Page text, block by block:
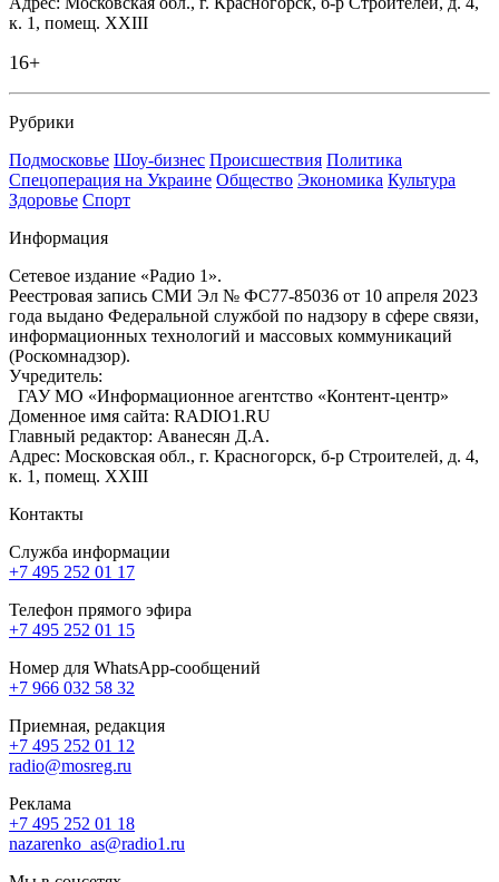
к. 1, помещ. XXIII
16+
Рубрики
Подмосковье Шоу-бизнес Происшествия Политика
Спецоперация на Украине Общество Экономика Культура
Здоровье Спорт
Информация
Сетевое издание «Радио 1».
Реестровая запись СМИ Эл № ФС77-85036 от 10 апреля 2023
года выдано Федеральной службой по надзору в сфере связи,
информационных технологий и массовых коммуникаций
(Роскомнадзор).
Учредитель:
ГАУ МО «Информационное агентство «Контент-центр»
Доменное имя сайта: RADIO1.RU
Главный редактор: Аванесян Д.А.
Адрес: Московская обл., г. Красногорск, б-р Строителей, д. 4,
к. 1, помещ. XXIII
Контакты
Служба информации
+7 495 252 01 17
Телефон прямого эфира
+7 495 252 01 15
Номер для WhatsApp-сообщений
+7 966 032 58 32
Приемная, редакция
+7 495 252 01 12
radio@mosreg.ru
Реклама
+7 495 252 01 18
nazarenko_as@radio1.ru